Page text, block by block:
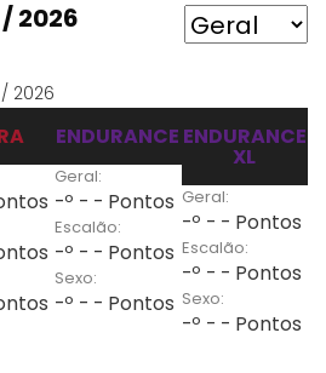
2026
2026
ENDURANCE
Geral:
-º - - Pontos
Escalão:
-º - - Pontos
Sexo:
-º - - Pontos
ENDURANCE
XL
Geral:
-º - - Pontos
Escalão:
-º - - Pontos
Sexo:
-º - - Pontos